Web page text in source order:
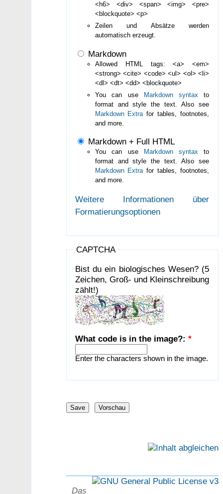
<h6> <div> <span> <img> <pre>
<blockquote> <p>
Zeilen und Absätze werden
automatisch erzeugt.
Markdown
Allowed HTML tags: <a> <em>
<strong> <cite> <code> <ul> <ol> <li>
<dl> <dt> <dd> <blockquote>
You can use Markdown syntax to
format and style the text. Also see
Markdown Extra for tables, footnotes,
and more.
Markdown + Full HTML
You can use Markdown syntax to
format and style the text. Also see
Markdown Extra for tables, footnotes,
and more.
Weitere Informationen über
Formatierungsoptionen
CAPTCHA
Bist du ein biologisches Wesen? (5
Zeichen, Groß- und Kleinschreibung
zählt!)
What code is in the image?:*
Enter the characters shown in the image.
Das